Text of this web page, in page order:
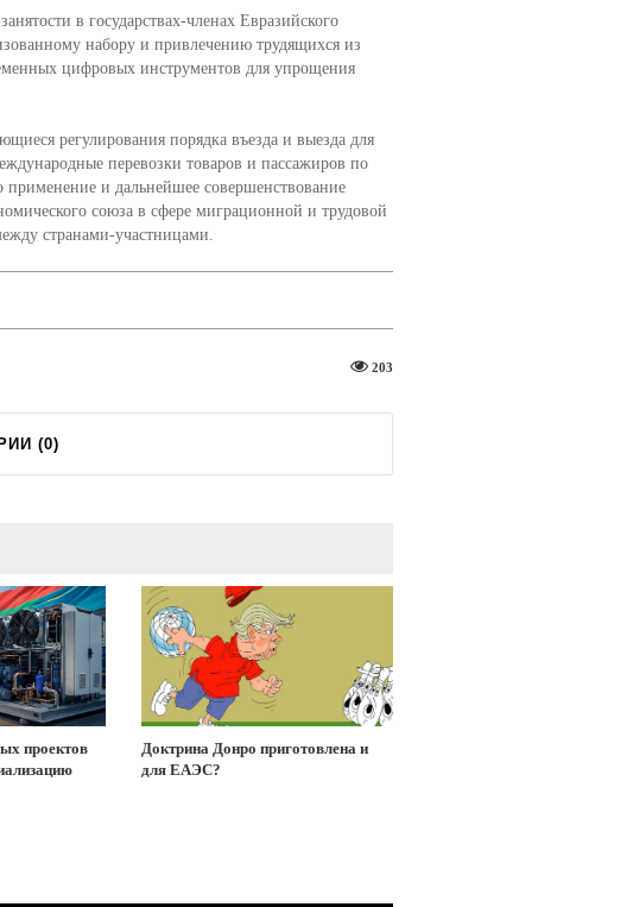
в государствах-членах Евразийского
набору и привлечению трудящихся из
цифровых инструментов для упрощения
регулирования порядка въезда и выезда для
перевозки товаров и пассажиров по
и дальнейшее совершенствование
союза в сфере миграционной и трудовой
странами-участницами.
203
(0)
проектов
Доктрина Донро приготовлена и
для ЕАЭС?